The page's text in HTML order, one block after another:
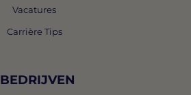
Vacatures
Carrière Tips
BEDRIJVEN